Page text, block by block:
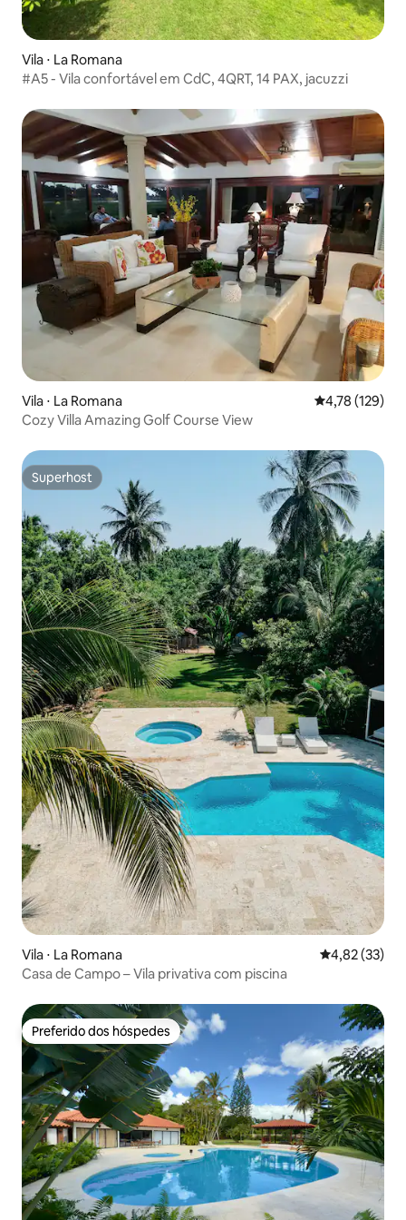
Vila ⋅ La Romana
#A5 - Vila confortável em CdC, 4QRT, 14 PAX, jacuzzi
Vila ⋅ La Romana 4,78 de uma
4,78 (129)
Cozy Villa Amazing Golf Course View
Superhost
Superhost
Vila ⋅ La Romana 4,82 de uma
4,82 (33)
Casa de Campo – Vila privativa com piscina
Preferido dos hóspedes
Preferido dos hóspedes